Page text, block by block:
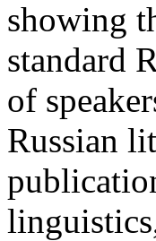
showing
standard
of
Russian